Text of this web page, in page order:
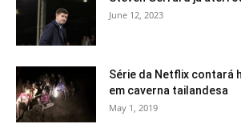
June 12, 2023
Série da Netflix contará
em caverna tailandesa
May 1, 2019